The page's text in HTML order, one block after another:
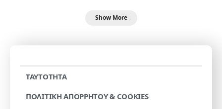
Show More
TAYTOTHTA
ΠΟΛΙΤΙΚΗ ΑΠΟΡΡΗΤΟΥ & COOKIES